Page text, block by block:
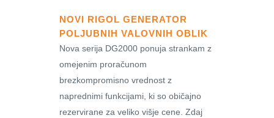
NOVI RIGOL GENERATOR
POLJUBNIH VALOVNIH OBLIK
Nova serija DG2000 ponuja strankam z
omejenim proračunom
brezkompromisno vrednost z
naprednimi funkcijami, ki so običajno
rezervirane za veliko višje cene. Zdaj